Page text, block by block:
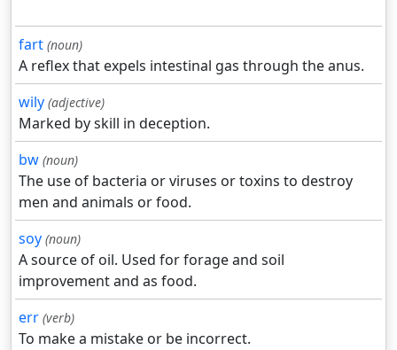
fart (noun)
A reflex that expels intestinal gas through the anus.
wily (adjective)
Marked by skill in deception.
bw (noun)
The use of bacteria or viruses or toxins to destroy
men and animals or food.
soy (noun)
A source of oil. Used for forage and soil
improvement and as food.
err (verb)
To make a mistake or be incorrect.